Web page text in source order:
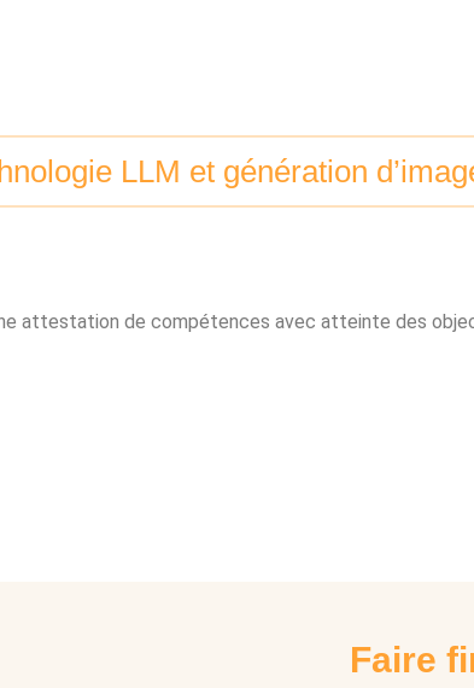
LLM et génération
attestation de compétences avec atteinte des
Faire